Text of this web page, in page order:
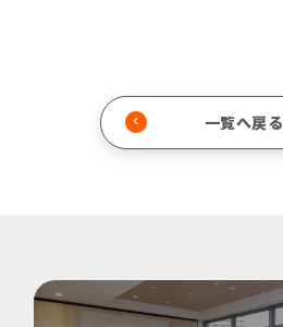
一覧へ戻る